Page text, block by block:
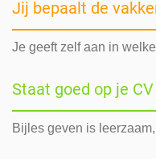
Jij bepaalt de
Je geeft zelf aan in
Staat goed op je CV
Bijles geven is